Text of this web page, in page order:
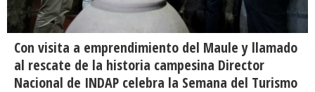
Con visita a emprendimiento del Maule y llamado
al rescate de la historia campesina Director
Nacional de INDAP celebra la Semana del Turismo